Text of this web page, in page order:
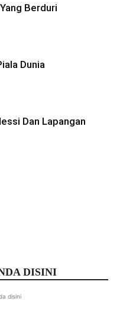
Berduri
Dunia
Dan Lapangan
DISINI
disini